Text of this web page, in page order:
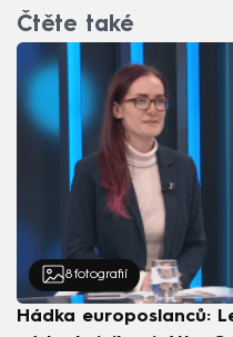
Čtěte také
8 fotografií
Hádka europoslanců: